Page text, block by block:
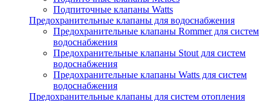
Подпиточные клапаны Watts
Предохранительные клапаны для водоснабжения
Предохранительные клапаны Rommer для систем
водоснабжения
Предохранительные клапаны Stout для систем
водоснабжения
Предохранительные клапаны Watts для систем
водоснабжения
Предохранительные клапаны для систем отопления